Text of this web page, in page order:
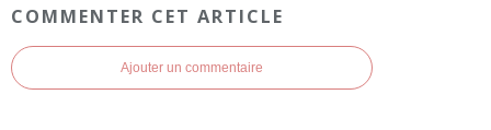
COMMENTER CET ARTICLE
Ajouter un commentaire